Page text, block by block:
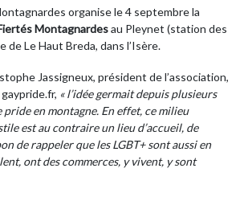
organise le 4 septembre la
Montagnardesau Pleynet (station des
de Le Haut Breda, dans l’Isère.
Jassigneux, président de l’association,
« l’idée germait depuis plusieurs
pride en montagne. En effet, ce milieu
est au contraire un lieu d’accueil, de
de rappeler que les LGBT+ sont aussi en
ont des commerces, y vivent, y sont